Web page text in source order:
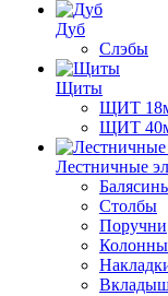
Дуб
Слэбы
Щиты
ЩИТ
ЩИТ
Лестничные
Столбы
Поручни
Колонны